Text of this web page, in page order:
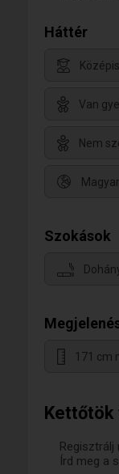
Regisztrálj
Írd meg a
Háttér
Van
Nem
Szokások
171 cm